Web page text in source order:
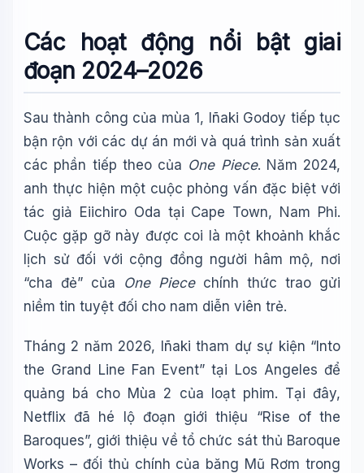
Các hoạt động nổi bật giai
đoạn 2024–2026
Sau thành công của mùa 1, Iñaki Godoy tiếp tục
bận rộn với các dự án mới và quá trình sản xuất
các phần tiếp theo của One Piece. Năm 2024,
anh thực hiện một cuộc phỏng vấn đặc biệt với
tác giả Eiichiro Oda tại Cape Town, Nam Phi.
Cuộc gặp gỡ này được coi là một khoảnh khắc
lịch sử đối với cộng đồng người hâm mộ, nơi
“cha đẻ” của One Piecechính thức trao gửi
niềm tin tuyệt đối cho nam diễn viên trẻ.
Tháng 2 năm 2026, Iñaki tham dự sự kiện “Into
the Grand Line Fan Event” tại Los Angeles để
quảng bá cho Mùa 2 của loạt phim. Tại đây,
Netflix đã hé lộ đoạn giới thiệu “Rise of the
Baroques”, giới thiệu về tổ chức sát thủ Baroque
Works – đối thủ chính của băng Mũ Rơm trong